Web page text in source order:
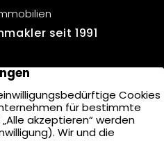
/ Sanierung in
seit 1991
10
Hamburg
- 571 900 90